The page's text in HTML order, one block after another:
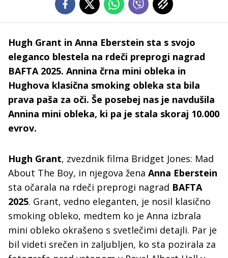
Hugh Grant in Anna Eberstein sta s svojo
eleganco blestela na rdeči preprogi nagrad
BAFTA 2025. Annina črna mini obleka in
Hughova klasična smoking obleka sta bila
prava paša za oči. Še posebej nas je navdušila
Annina mini obleka, ki pa je stala skoraj 10.000
evrov.
Hugh Grant, zvezdnik filma Bridget Jones: Mad
About The Boy, in njegova žena Anna Eberstein
sta očarala na rdeči preprogi nagrad BAFTA
2025. Grant, vedno eleganten, je nosil klasično
smoking obleko, medtem ko je Anna izbrala
mini obleko okrašeno s svetlečimi detajli. Par je
bil videti srečen in zaljubljen, ko sta pozirala za